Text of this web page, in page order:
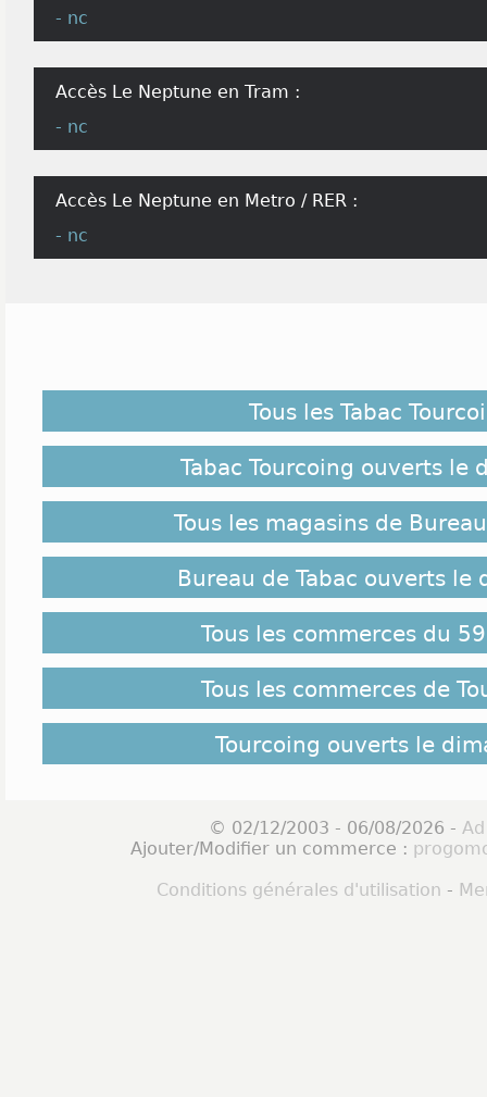
- nc
Accès Le Neptune en Tram :
- nc
Accès Le Neptune en Metro / RER :
- nc
Tous les Tabac
Tabac Tourcoing ouverts le
Tous les magasins de
Bureau de Tabac ouverts le
Tous les commerces du
Tous les commerces de
Tourcoing ouverts le
© 02/12/2003 - 06/08/2026 -
Ajouter/Modifier un commerce :
Conditions générales d'utilisation -